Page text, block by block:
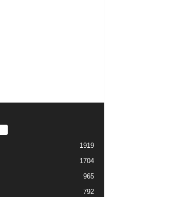
1919
1704
965
792